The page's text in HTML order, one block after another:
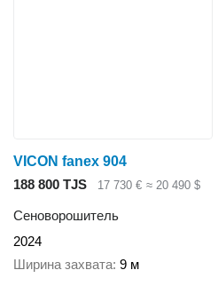
VICON fanex 904
188 800 TJS
17 730 € ≈ 20 490 $
Сеноворошитель
2024
Ширина захвата 9 м